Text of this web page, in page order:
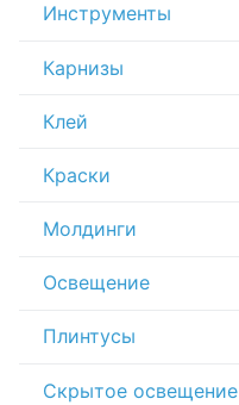
Инструменты
Карнизы
Клей
Краски
Молдинги
Освещение
Плинтусы
Скрытое освещение